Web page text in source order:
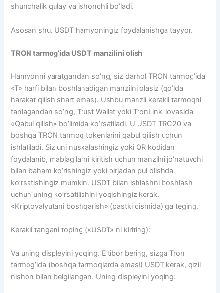
shunchalik qulay va ishonchli bo’ladi.
Asosan shu. USDT hamyoningiz foydalanishga tayyor.
TRON tarmog’ida USDT manzilini olish
Hamyonni yaratgandan so’ng, siz darhol TRON tarmog’ida
«T» harfi bilan boshlanadigan manzilni olasiz (qo’lda
harakat qilish shart emas). Ushbu manzil kerakli tarmoqni
tanlagandan so’ng, Trust Wallet yoki TronLink ilovasida
«Qabul qilish» bo’limida ko’rsatiladi. U USDT TRC20 va
boshqa TRON tarmoq tokenlarini qabul qilish uchun
ishlatiladi. Siz uni nusxalashingiz yoki QR kodidan
foydalanib, mablag’larni kiritish uchun manzilni jo’natuvchi
bilan baham ko’rishingiz yoki birjadan pul olishda
ko’rsatishingiz mumkin. USDT bilan ishlashni boshlash
uchun uning ko’rsatilishini yoqishingiz kerak.
«Kriptovalyutani boshqarish» (pastki qismida) ga teging.
Kerakli tangani toping («USDT» ni kiriting):
Va uning displeyini yoqing. E’tibor bering, sizga Tron
tarmog’ida (boshqa tarmoqlarda emas!) USDT kerak, qizil
nishon bilan belgilangan. Uning displeyini yoqing: